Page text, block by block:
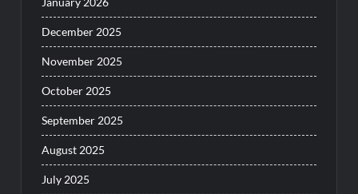
December 2025
November 2025
October 2025
September 2025
August 2025
July 2025